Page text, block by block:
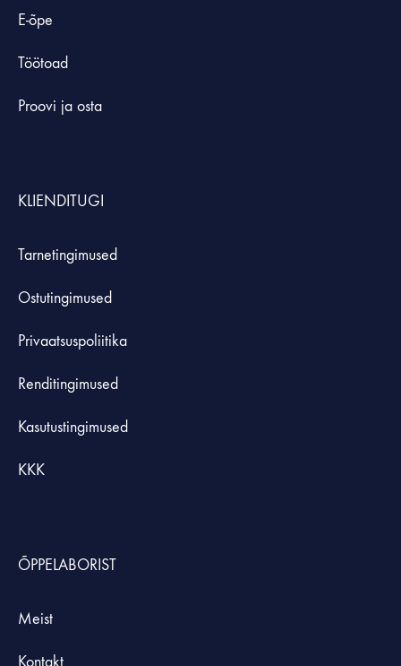
E-õpe
Töötoad
Proovi ja osta
KLIENDITUGI
Tarnetingimused
Ostutingimused
Privaatsuspoliitika
Renditingimused
Kasutustingimused
KKK
ÕPPELABORIST
Meist
Kontakt